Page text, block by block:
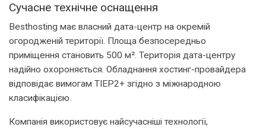
Сучасне технічне оснащення
Веsthosting має власний дата-центр на окремій
огородженій території. Площа безпосередньо
приміщення становить 500 м². Територія дата-центру
надійно охороняється. Обладнання хостинг-провайдера
відповідає вимогам ТІЕР2+ згідно з міжнародною
класифікацією.
Компанія використовує найсучасніші технології,